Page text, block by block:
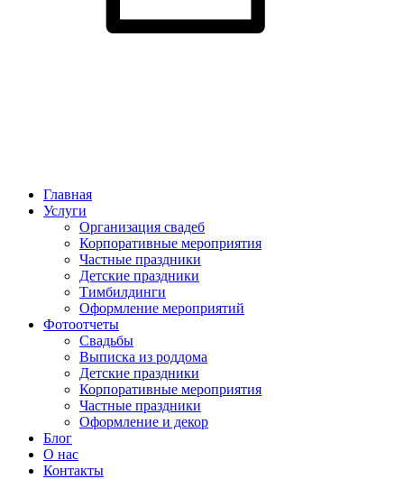
Главная
Услуги
Организация свадеб
Корпоративные мероприятия
Частные праздники
Детские праздники
Тимбилдинги
Оформление мероприятий
Фотоотчеты
Cвадьбы
Выписка из роддома
Детские праздники
Корпоративные мероприятия
Частные праздники
Оформление и декор
Блог
О нас
Контакты